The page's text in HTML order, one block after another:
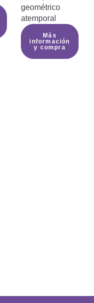
el

instrucciones
dormir
geométrico
atemporal
Más
información
y compra